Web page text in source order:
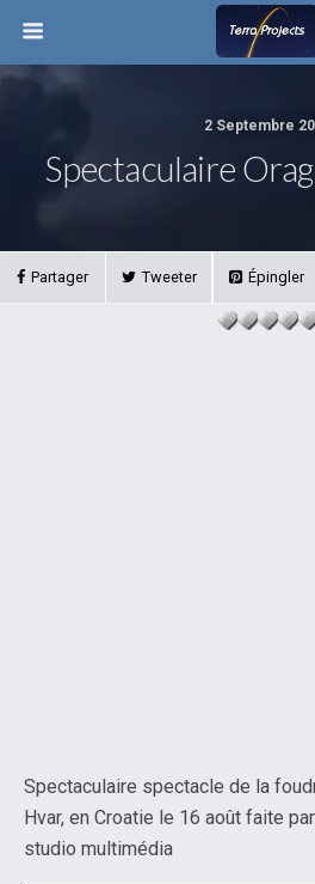
2 Septembre
Spectaculaire
Partager Tweeter Épingler
Spectaculaire spectacle de la
Hvar, en Croatie le 16 août faite
studio multimédia